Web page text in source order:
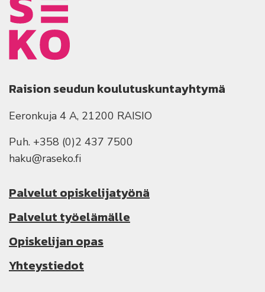
Raision seudun koulutuskuntayhtymä
Eeronkuja 4 A, 21200 RAISIO
Puh. +358 (0)2 437 7500
haku@raseko.fi
Palvelut opiskelijatyönä
Palvelut työelämälle
Opiskelijan opas
Yhteystiedot